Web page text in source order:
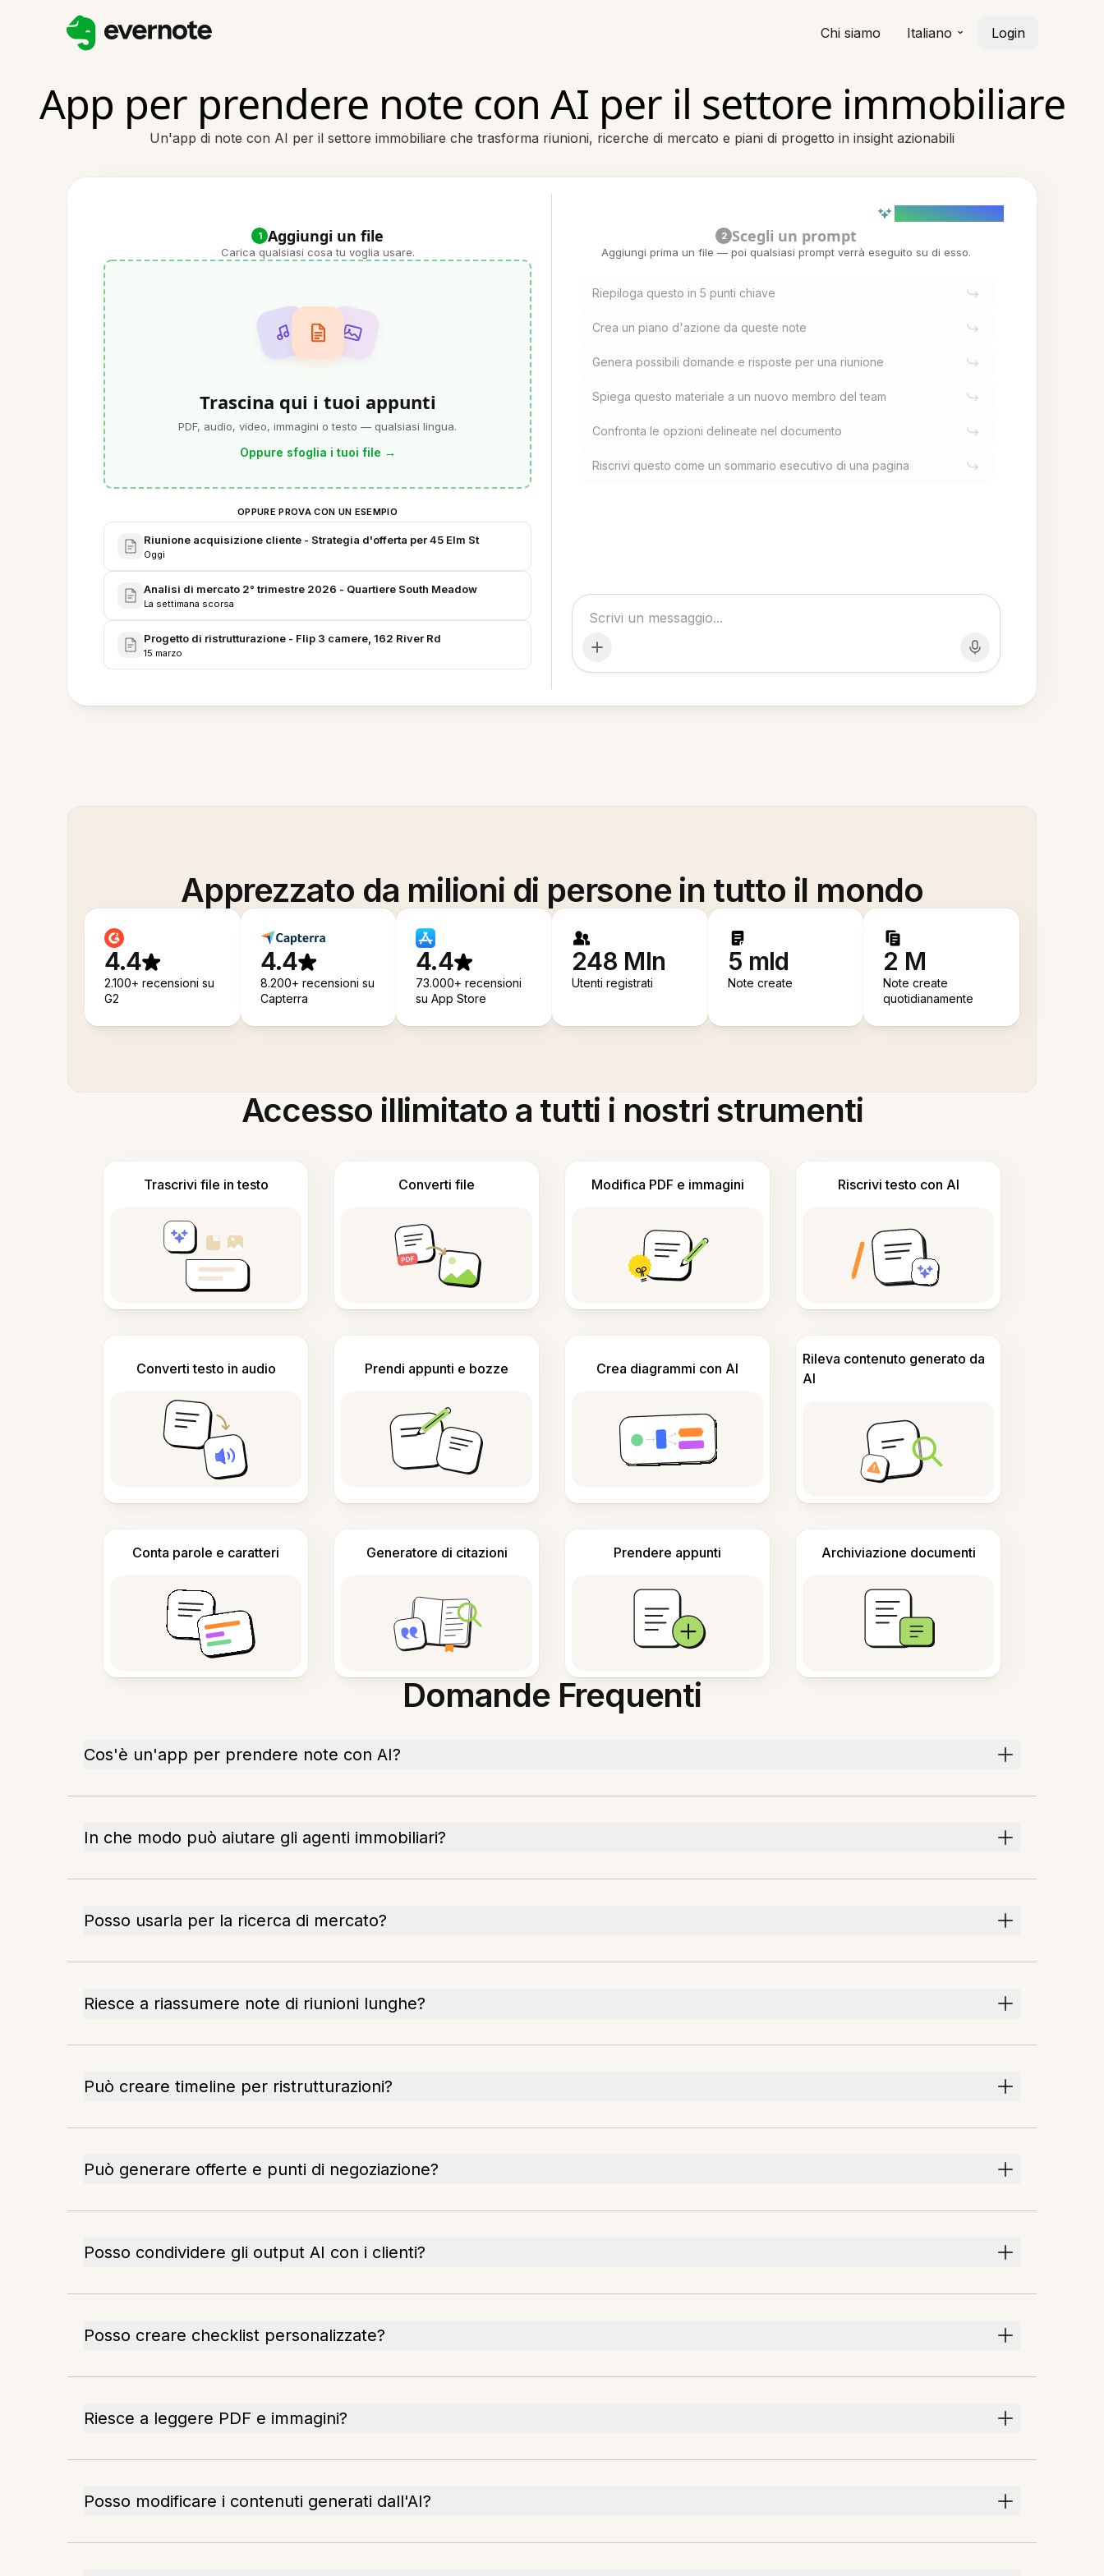
Chi siamo Italiano Login
App per prendere note con AI per il settore immobiliare
Un'app di note con AI per il settore immobiliare che trasforma riunioni, ricerche di mercato e piani di progetto in insight azionabili
1 Aggiungi un file
Carica qualsiasi cosa tu voglia usare.
Trascina qui i tuoi appunti
PDF, audio, video, immagini o testo — qualsiasi lingua.
Oppure sfoglia i tuoi file →
OPPURE PROVA CON UN ESEMPIO
Riunione acquisizione cliente - Strategia d'offerta per 45 Elm St
Oggi
Analisi di mercato 2° trimestre 2026 - Quartiere South Meadow
La settimana scorsa
Progetto di ristrutturazione - Flip 3 camere, 162 River Rd
15 marzo
2 Scegli un prompt
Aggiungi prima un file — poi qualsiasi prompt verrà eseguito su di esso.
Riepiloga questo in 5 punti chiave
Crea un piano d'azione da queste note
Genera possibili domande e risposte per una riunione
Spiega questo materiale a un nuovo membro del team
Confronta le opzioni delineate nel documento
Riscrivi questo come un sommario esecutivo di una pagina
Apprezzato da milioni di persone in tutto il mondo
4.4
2.100+ recensioni su
G2
4.4
8.200+ recensioni su
Capterra
4.4
73.000+ recensioni
su App Store
248 Mln
Utenti registrati
5 mld
Note create
2 M
Note create
quotidianamente
Accesso illimitato a tutti i nostri strumenti
Trascrivi file in testo Converti file Modifica PDF e immagini Riscrivi testo con AI
Converti testo in audio Prendi appunti e bozze Crea diagrammi con AI
Rileva contenuto generato da
AI
Conta parole e caratteri Generatore di citazioni Prendere appunti Archiviazione documenti
Domande Frequenti
Cos'è un'app per prendere note con AI?
In che modo può aiutare gli agenti immobiliari?
Posso usarla per la ricerca di mercato?
Riesce a riassumere note di riunioni lunghe?
Può creare timeline per ristrutturazioni?
Può generare offerte e punti di negoziazione?
Posso condividere gli output AI con i clienti?
Posso creare checklist personalizzate?
Riesce a leggere PDF e immagini?
Posso modificare i contenuti generati dall'AI?